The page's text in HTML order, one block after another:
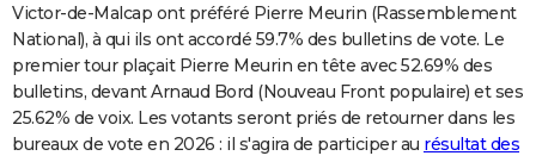
Dictionnaire
Biographies
Citations
Expressions
Proverbes
COPAINS D'AVANT
S'inscrire
Se connecter
Lycées
Collèges
Primaires
Universités
Entreprises
Service militaire
Avis de recherche
AVIS DE DÉCÈS
Victor-de-Malcap ont préféré Pierre Meurin (Rassemblement
National), à qui ils ont accordé 59.7% des bulletins de vote. Le
premier tour plaçait Pierre Meurin en tête avec 52.69% des
bulletins, devant Arnaud Bord (Nouveau Front populaire) et ses
25.62% de voix. Les votants seront priés de retourner dans les
bureaux de vote en 2026 : il s'agira de participer au résultat des